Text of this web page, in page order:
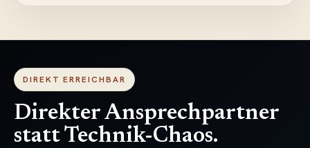
DIREKT ERREICHBAR
Direkter Ansprechpartner
statt Technik-Chaos.